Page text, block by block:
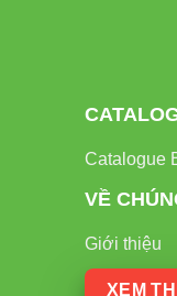
Catalogue
VỀ
Giới thiệu
XEM